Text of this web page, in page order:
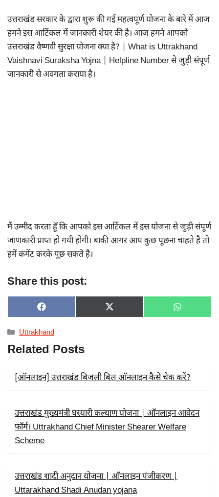
उत्तराखंड सरकार के द्वारा शुरू की गई महत्वपूर्ण योजना के बारे में आज
हमने इस आर्टिकल में जानकारी शेयर की है। आज हमने आपको
उत्तराखंड वैष्णवी सुरक्षा योजना क्या है? | What is Uttrakhand
Vaishnavi Suraksha Yojna | Helpline Number से जुड़ी संपूर्ण
जानकारी से अवगता कराया है।
मैं उम्मीद करता हूँ कि आपको इस आर्टिकल में इस योजना से जुड़ी संपूर्ण
जाणकारी प्राप्त हो गयी होगी। बाकी आगर आप कुछ पूछना चाहते है तो
हमें कमेंट करके पूछ सकते है।
Share this post:
SHARE
ON
F
A
E
B
O
SHARE
ON
X
(
R
SHARE
ON
W
H
Categories
Uttrakhand
Related Posts
[ऑनलाइन] उत्तराखंड बिजली बिल ऑनलाइन कैसे चेक करें?
उत्तराखंड मुख्यमंत्री घस्यारी कल्याण योजना | ऑनलाइन आवेदन
फॉर्म। Uttrakhand Chief Minister Shearer Welfare
Scheme
उत्तराखंड शादी अनुदान योजना | ऑनलाइन पंजीकरण |
Uttarakhand Shadi Anudan yojana